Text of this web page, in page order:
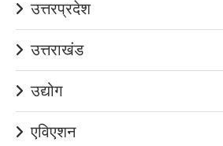
उत्तरप्रदेश
उत्तराखंड
उद्योग
एविएशन